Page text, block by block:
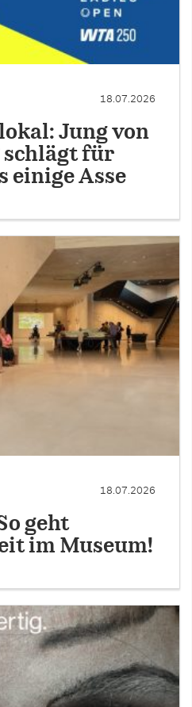
18.07.2026
Jung von
schlägt für
einige Asse
18.07.2026
geht
im Museum!